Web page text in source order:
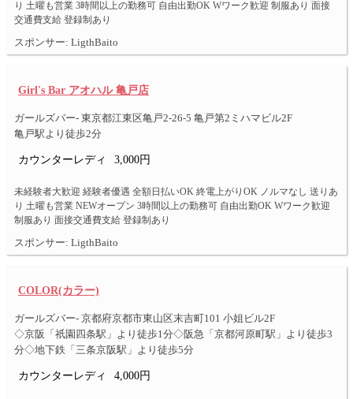
り 土曜も営業 3時間以上の勤務可 自由出勤OK Wワーク歓迎 制服あり 面接
交通費支給 登録制あり
スポンサー: LigthBaito
Girl's Bar アオハル 亀戸店
ガールズバー- 東京都江東区亀戸2-26-5 亀戸第2ミハマビル2F
亀戸駅より徒歩2分
カウンターレディ 3,000円
未経験者大歓迎 経験者優遇 全額日払いOK 終電上がりOK ノルマなし 送りあ
り 土曜も営業 NEWオープン 3時間以上の勤務可 自由出勤OK Wワーク歓迎
制服あり 面接交通費支給 登録制あり
スポンサー: LigthBaito
COLOR(カラー)
ガールズバー- 京都府京都市東山区末吉町101 小姐ビル2F
◇京阪「祇園四条駅」より徒歩1分◇阪急「京都河原町駅」より徒歩3
分◇地下鉄「三条京阪駅」より徒歩5分
カウンターレディ 4,000円